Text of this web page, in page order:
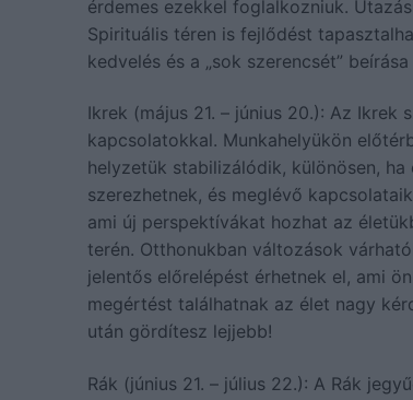
érdemes ezekkel foglalkozniuk.
Spirituális téren is fejlődést
kedvelés és a „sok szerencsét”
Ikrek (május 21. – június 20.): Az
kapcsolatokkal. Munkahelyükön
helyzetük stabilizálódik, különösen,
szerezhetnek, és meglévő
ami új perspektívákat hozhat az
terén. Otthonukban változások
jelentős előrelépést érhetnek el, ami
megértést találhatnak az élet nagy
után gördítesz lejjebb!
Rák (június 21. – július 22.): A Rák